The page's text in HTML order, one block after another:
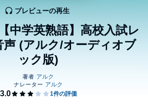
中学英熟語】高校入試レ
声 (アルク/オーディオブ
ック版)
プレビューの再生